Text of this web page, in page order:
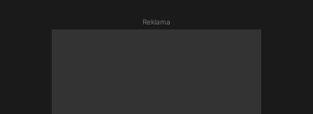
Reklama